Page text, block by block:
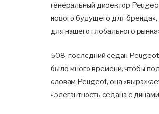
генеральный директор
нового будущего для бренда»,
для нашего глобального
508, последний седан
было много времени, чтобы
словам Peugeot, она
«элегантность седана с